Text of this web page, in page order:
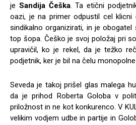
je Sandija Češka. Ta etični
oazi, je na primer odpustil cel
sindikalno organizirati, in je
top šopa. Češko je svoj položaj pri
upravičil, ko je rekel, da je težko
podjetnik, ker je bil na čelu
Seveda je takoj prišel glas malega
da je prihod Roberta Goloba v
priložnost in ne kot konkurenco. V
velikim vodjem udbe in partije in